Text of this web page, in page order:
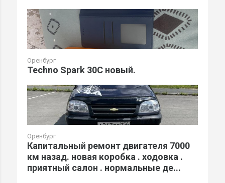
Оренбург
Techno Spark 30C новый.
Оренбург
Капитальный ремонт двигателя 7000
км назад. новая коробка . ходовка .
приятный салон . нормальные де...